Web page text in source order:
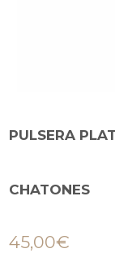
PULSERA
CHATONES
45,00€